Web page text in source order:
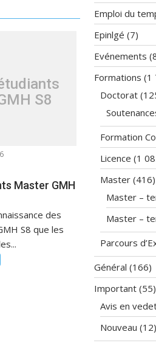
S8
Master GMH
des
S8 que les
Emploi du
Epinlgé (7)
Evénements
Formations (1
Doctorat
Formation
Licence (1
Master (416)
Master –
Master –
Parcours
Général (166)
Important (55)
Avis en
Nouveau (12)